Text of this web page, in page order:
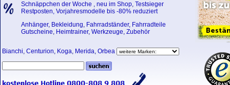
Schnäppchen der Woche , neu im Shop, Testsieger
Restposten, Vorjahresmodelle bis -80% reduziert
Anhänger, Bekleidung, Fahrradständer, Fahrradteile
Gutscheine, Heimtrainer, Werkzeuge, Zubehör
Bianchi, Centurion, Koga, Merida, Orbea